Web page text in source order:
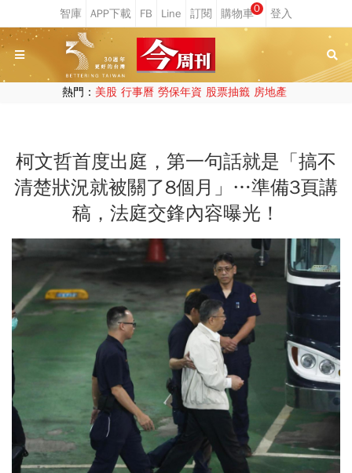
0
熱門： 美股 行事曆 勞保年資 股票抽籤 房地產
柯文哲首度出庭，第一句話就是「搞不
清楚狀況就被關了8個月」…準備3頁講
稿，法庭交鋒內容曝光！